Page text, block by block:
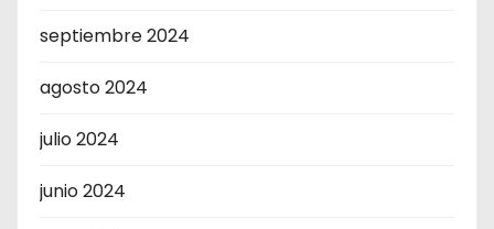
septiembre 2024
agosto 2024
julio 2024
junio 2024